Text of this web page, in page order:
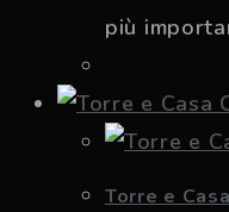
più
Torre e